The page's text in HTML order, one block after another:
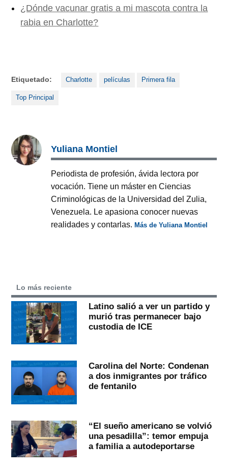
¿Dónde vacunar gratis a mi mascota contra la
rabia en Charlotte?
Etiquetado: Charlotte películas Primera fila
Top Principal
Yuliana Montiel
Periodista de profesión, ávida lectora por
vocación. Tiene un máster en Ciencias
Criminológicas de la Universidad del Zulia,
Venezuela. Le apasiona conocer nuevas
realidades y contarlas.Más de Yuliana Montiel
Lo más reciente
Latino salió a ver un partido y
murió tras permanecer bajo
custodia de ICE
Carolina del Norte: Condenan
a dos inmigrantes por tráfico
de fentanilo
“El sueño americano se volvió
una pesadilla”: temor empuja
a familia a autodeportarse